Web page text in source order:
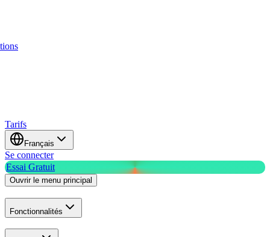
Tarifs
Français
Se connecter
Essai Gratuit
Ouvrir le menu principal
Fonctionnalités